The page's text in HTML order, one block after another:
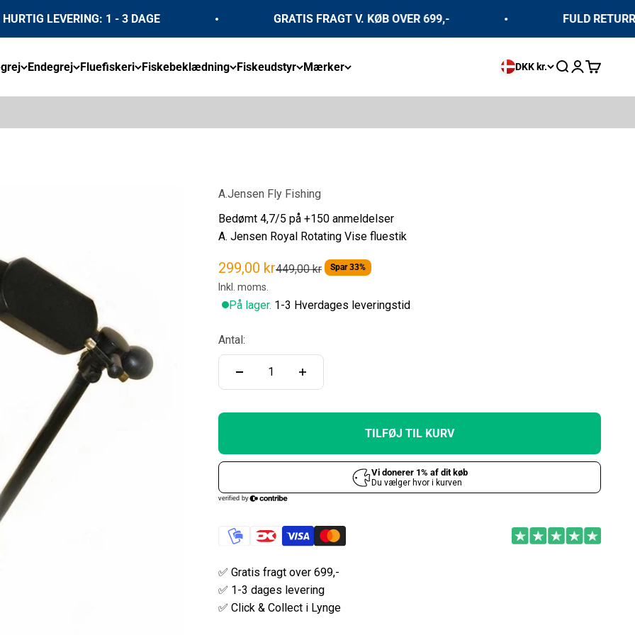
LEVERING: 1 - 3 DAGE GRATIS FRAGT V. KØB OVER 699,- FULD RETURRET
Endegrej Fluefiskeri Fiskebeklædning Fiskeudstyr Mærker DKK kr. ÅbnÅbnÅbn
A.Jensen Fly Fishing
Bedømt 4,7/5 på +150 anmeldelser
A. Jensen Royal Rotating Vise fluestik
Salgspris
299,00 krNormalpris
449,00 kr Spar 33%
Inkl. moms.
På lager. 1-3 Hverdages leveringstid
Antal:
TILFØJ TIL KURV
✅ Gratis fragt over 699,-
✅ 1-3 dages levering
✅ Click & Collect i Lynge